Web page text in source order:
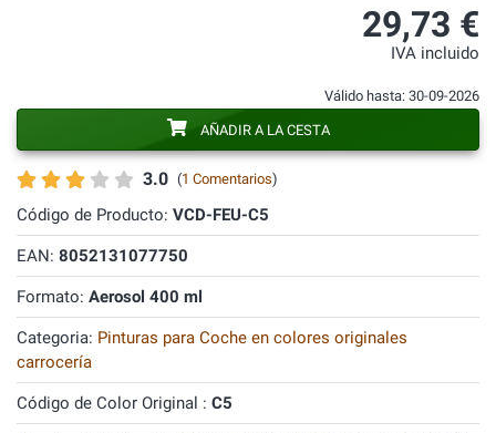
3.0 (1 Comentarios)
Código de Producto: VCD-FEU-C5
EAN: 8052131077750
Formato: Aerosol 400 ml
Categoria: Pinturas para Coche en colores originales
carrocería
Código de Color Original : C5
29,73 €
IVA incluido
Válido hasta: 30-09-2026
AÑADIR A LA CESTA